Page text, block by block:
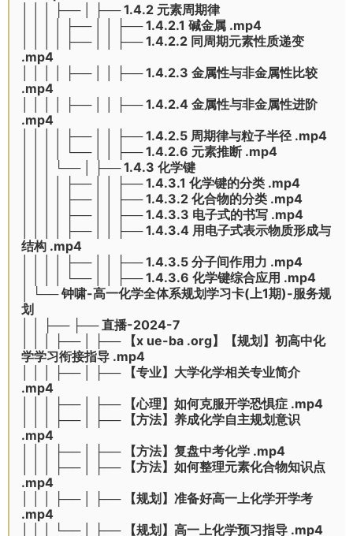
│ │ │ ├── │ ├── 1.4.2 元素周期律
│ │ │ │ ├── │ │ ├── 1.4.2.1 碱金属 .mp4
│ │ │ │ ├── │ │ ├── 1.4.2.2 同周期元素性质递变
.mp4
│ │ │ │ ├── │ │ ├── 1.4.2.3 金属性与非金属性比较
.mp4
│ │ │ │ ├── │ │ ├── 1.4.2.4 金属性与非金属性进阶
.mp4
│ │ │ │ ├── │ │ ├── 1.4.2.5 周期律与粒子半径 .mp4
│ │ │ │ └── │ │ ├── 1.4.2.6 元素推断 .mp4
│ │ │ └── │ ├── 1.4.3 化学键
│ │ │ │ ├── │ │ ├── 1.4.3.1 化学键的分类 .mp4
│ │ │ │ ├── │ │ ├── 1.4.3.2 化合物的分类 .mp4
│ │ │ │ ├── │ │ ├── 1.4.3.3 电子式的书写 .mp4
│ │ │ │ ├── │ │ ├── 1.4.3.4 用电子式表示物质形成与
结构 .mp4
│ │ │ │ ├── │ │ ├── 1.4.3.5 分子间作用力 .mp4
│ │ │ │ └── │ │ ├── 1.4.3.6 化学键综合应用 .mp4
│ └── 钟啸-高一化学全体系规划学习卡(上1期)-服务规
划
│ │ ├── ├── 直播-2024-7
│ │ │ ├── │ ├── 【x ue-ba .org】【规划】初高中化
学学习衔接指导 .mp4
│ │ │ ├── │ ├── 【专业】大学化学相关专业简介
.mp4
│ │ │ ├── │ ├── 【心理】如何克服开学恐惧症 .mp4
│ │ │ ├── │ ├── 【方法】养成化学自主规划意识
.mp4
│ │ │ ├── │ ├── 【方法】复盘中考化学 .mp4
│ │ │ ├── │ ├── 【方法】如何整理元素化合物知识点
.mp4
│ │ │ ├── │ ├── 【规划】准备好高一上化学开学考
.mp4
│ │ │ └── │ ├── 【规划】高一上化学预习指导 .mp4